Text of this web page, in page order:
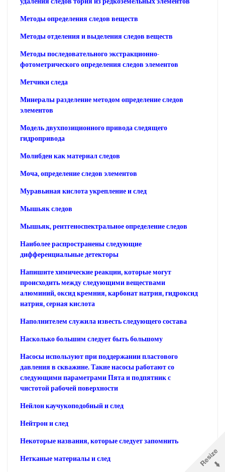
Методы определения следов веществ
Методы отделения и выделения следов веществ
Методы последовательного экстракционно-
фотометрического определения следов элементов
Метчики следа
Минералы разделение методом определение следов
элементов
Модель двухпозиционного привода следящего
гидропривода
Молибден как материал следов
Моча, определение следов элементов
Муравьиная кислота укрепление и след
Мышьяк следов
Мышьяк, рентгеноспектральное определение следов
Наиболее распространены следующие
дифференциальные детекторы
Напишите химические реакции, которые могут
происходить между следующими веществами
алюминий, оксид кремния, карбонат натрия, гидроксид
натрия, серная кислота
Наполнителем служила известь следующего состава
Насколько большим следует быть большому
Насосы используют при поддержании пластового
давления в скважине. Такие насосы работают со
следующими параметрами Пята и подпятник с
чистотой рабочей поверхности
Нейлон каучукоподобный и след
Нейтрон и след
Некоторые названия, которые следует запомнить
Нетканые материалы и след